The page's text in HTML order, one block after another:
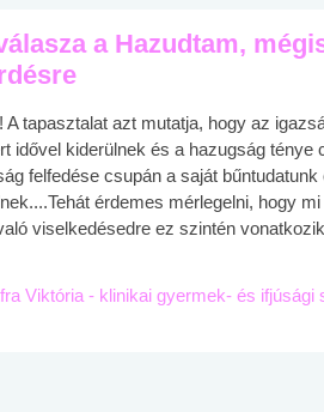
a Hazudtam,
A tapasztalat azt mutatja, hogy az
idővel kiderülnek és a hazugság
felfedése csupán a saját
érdemes mérlegelni, hogy
viselkedésedre ez szintén
Viktória - klinikai gyermek- és ifjúsági